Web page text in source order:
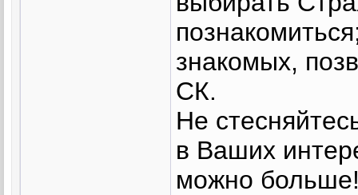
знакомых,
СК.
Не
в Ваших
можно